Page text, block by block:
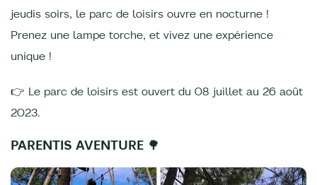
jeudis soirs, le parc de loisirs ouvre en nocturne !
Prenez une lampe torche, et vivez une expérience
unique !
👉 Le parc de loisirs est ouvert du 08 juillet au 26 août
2023.
PARENTIS AVENTURE 🌳